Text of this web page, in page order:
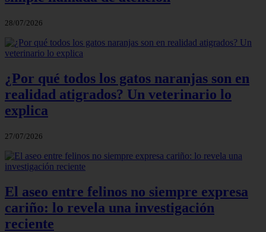
28/07/2026
¿Por qué todos los gatos naranjas son en
realidad atigrados? Un veterinario lo
explica
27/07/2026
El aseo entre felinos no siempre expresa
cariño: lo revela una investigación
reciente